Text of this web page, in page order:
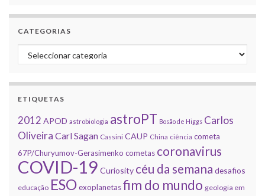
CATEGORIAS
Categorias
ETIQUETAS
2012 APOD astrobiologia astroPT Bosão de Higgs Carlos
Oliveira Carl Sagan Cassini CAUP China ciência cometa
67P/Churyumov-Gerasimenko cometas coronavirus
COVID-19 Curiosity céu da semana desafios
educação ESOexoplanetasfim do mundo geologia em